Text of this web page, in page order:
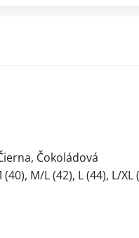
Čokoládová
M/L (42), L (44), L/XL